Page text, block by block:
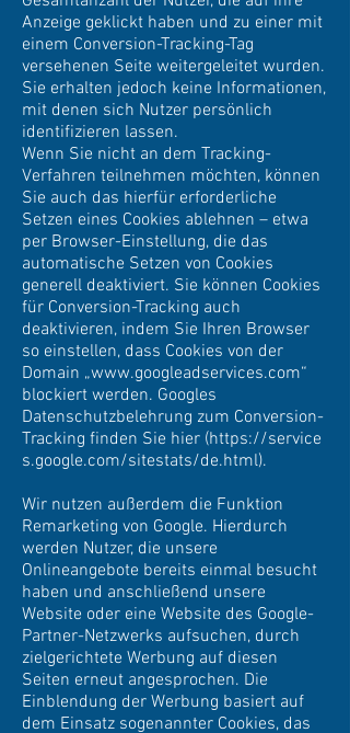
Anzeige geklickt haben und zu einer mit
einem Conversion-Tracking-Tag
versehenen Seite weitergeleitet wurden.
Sie erhalten jedoch keine Informationen,
mit denen sich Nutzer persönlich
identifizieren lassen.
Wenn Sie nicht an dem Tracking-
Verfahren teilnehmen möchten, können
Sie auch das hierfür erforderliche
Setzen eines Cookies ablehnen – etwa
per Browser-Einstellung, die das
automatische Setzen von Cookies
generell deaktiviert. Sie können Cookies
für Conversion-Tracking auch
deaktivieren, indem Sie Ihren Browser
so einstellen, dass Cookies von der
Domain „www.googleadservices.com“
blockiert werden. Googles
Datenschutzbelehrung zum Conversion-
Tracking finden Sie hier (https://service
s.google.com/sitestats/de.html).
Wir nutzen außerdem die Funktion
Remarketing von Google. Hierdurch
werden Nutzer, die unsere
Onlineangebote bereits einmal besucht
haben und anschließend unsere
Website oder eine Website des Google-
Partner-Netzwerks aufsuchen, durch
zielgerichtete Werbung auf diesen
Seiten erneut angesprochen. Die
Einblendung der Werbung basiert auf
dem Einsatz sogenannter Cookies, das